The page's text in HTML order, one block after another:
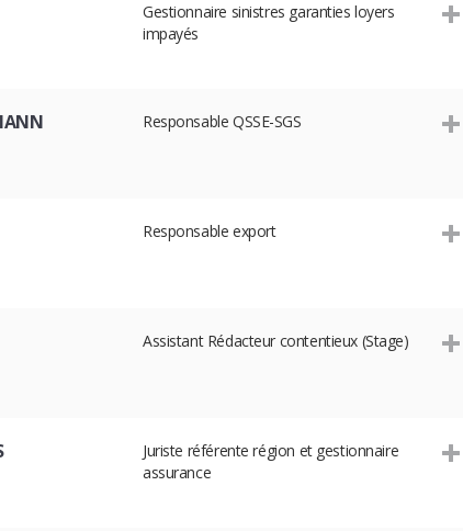
Gestionnaire sinistres garanties loyers
impayés
Responsable QSSE-SGS
Responsable export
Assistant Rédacteur contentieux (Stage)
Juriste référente région et gestionnaire
assurance